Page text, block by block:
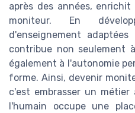
après des années,
moniteur. En
d'enseignement
contribue non seulement
également à l'autonomie
forme. Ainsi, devenir
c'est embrasser un
l'humain occupe une